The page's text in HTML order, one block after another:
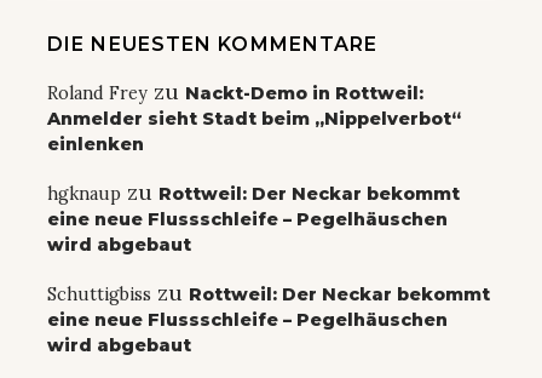
DIE NEUESTEN KOMMENTARE
Roland Frey zu Nackt-Demo in Rottweil:
Anmelder sieht Stadt beim „Nippelverbot“
einlenken
hgknaup zu Rottweil: Der Neckar bekommt
eine neue Flussschleife – Pegelhäuschen
wird abgebaut
Schuttigbiss zu Rottweil: Der Neckar bekommt
eine neue Flussschleife – Pegelhäuschen
wird abgebaut